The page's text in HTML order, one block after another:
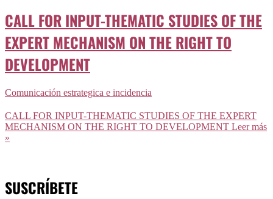
CALL FOR INPUT-THEMATIC STUDIES OF THE
EXPERT MECHANISM ON THE RIGHT TO
DEVELOPMENT
Comunicación estrategica e incidencia
CALL FOR INPUT-THEMATIC STUDIES OF THE EXPERT
MECHANISM ON THE RIGHT TO DEVELOPMENT Leer más
»
SUSCRÍBETE